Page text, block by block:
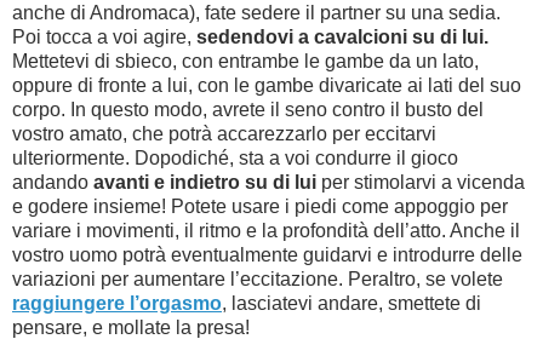
anche di Andromaca), fate sedere il partner su una sedia.
Poi tocca a voi agire, sedendovi a cavalcioni su di lui.
Mettetevi di sbieco, con entrambe le gambe da un lato,
oppure di fronte a lui, con le gambe divaricate ai lati del suo
corpo. In questo modo, avrete il seno contro il busto del
vostro amato, che potrà accarezzarlo per eccitarvi
ulteriormente. Dopodiché, sta a voi condurre il gioco
andando avanti e indietro su di lui per stimolarvi a vicenda
e godere insieme! Potete usare i piedi come appoggio per
variare i movimenti, il ritmo e la profondità dell’atto. Anche il
vostro uomo potrà eventualmente guidarvi e introdurre delle
variazioni per aumentare l’eccitazione. Peraltro, se volete
raggiungere l’orgasmo, lasciatevi andare, smettete di
pensare, e mollate la presa!